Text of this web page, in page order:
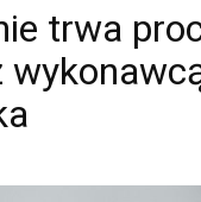
trwa